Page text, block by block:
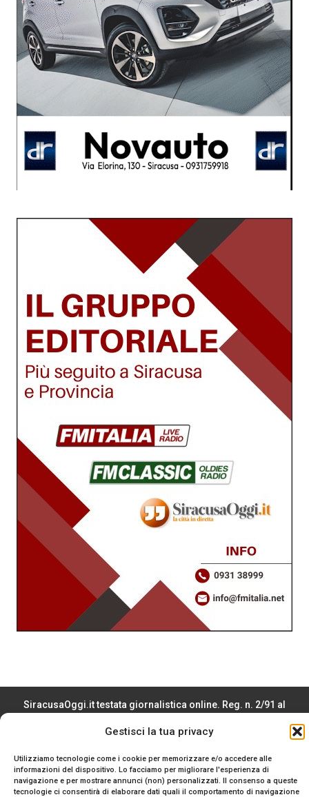
Gestisci la tua privacy
Utilizziamo tecnologie come i cookie per memorizzare e/o accedere alle
informazioni del dispositivo. Lo facciamo per migliorare l'esperienza di
navigazione e per mostrare annunci (non) personalizzati. Il consenso a queste
tecnologie ci consentirà di elaborare dati quali il comportamento di navigazione
SiracusaOggi.it testata giornalistica online. Reg. n. 2/91 al
Editore Promo Italia s.r.l.
realizzato da
Web-Arte.it
Privacy Policy|Cookie Policy|Termini e Condizioni